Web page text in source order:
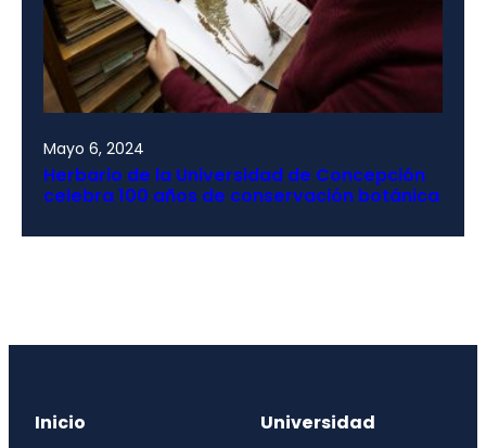
Mayo 6, 2024
Herbario de la Universidad de Concepción
celebra 100 años de conservación botánica
Inicio Universidad